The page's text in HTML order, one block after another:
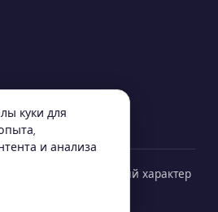
информационный характер
медицинскую
куки для
и анализа